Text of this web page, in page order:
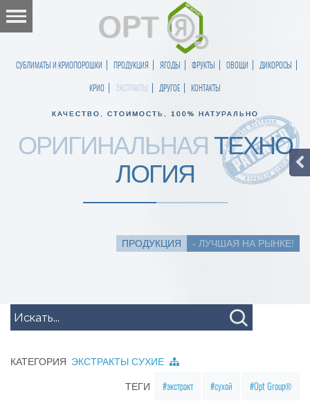
СУБЛИМАТЫ И КРИОПОРОШКИ ПРОДУКЦИЯ ЯГОДЫ ФРУКТЫ ОВОЩИ ДИКОРОСЫ
КРИО ЭКСТРАКТЫ ДРУГОЕ КОНТАКТЫ
КАЧЕСТВО, СТОИМОСТЬ, 100% НАТУРАЛЬНО
ОРИГИНАЛЬНАЯ ТЕХНО
ЛОГИЯ
ПРОДУКЦИЯ - ЛУЧШАЯ НА РЫНКЕ!
КАТЕГОРИЯ ЭКСТРАКТЫ СУХИЕ
ТЕГИ экстракт сухой Opt Group®